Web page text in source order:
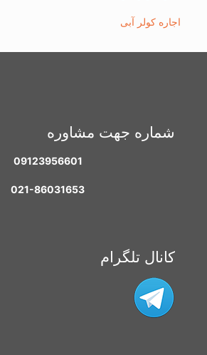
اجاره کولر آبی
شماره جهت مشاوره
09123956601
021-86031653
کانال تلگرام